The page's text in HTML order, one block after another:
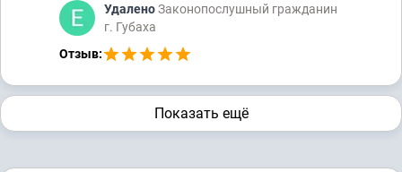
УдаленоЗаконопослушный гражданин
г. Губаха
Отзыв:
Показать ещё